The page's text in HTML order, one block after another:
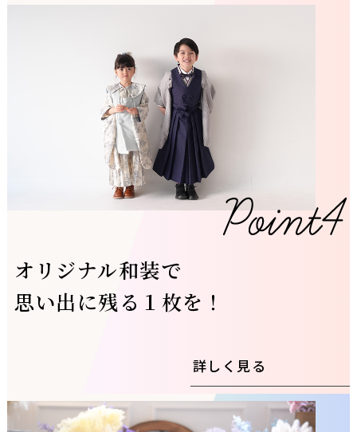
オリジナル和装で
思い出に残る１枚を！
詳しく見る